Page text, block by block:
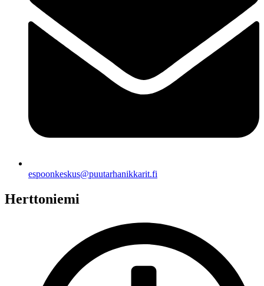
espoonkeskus@puutarhanikkarit.fi
Herttoniemi